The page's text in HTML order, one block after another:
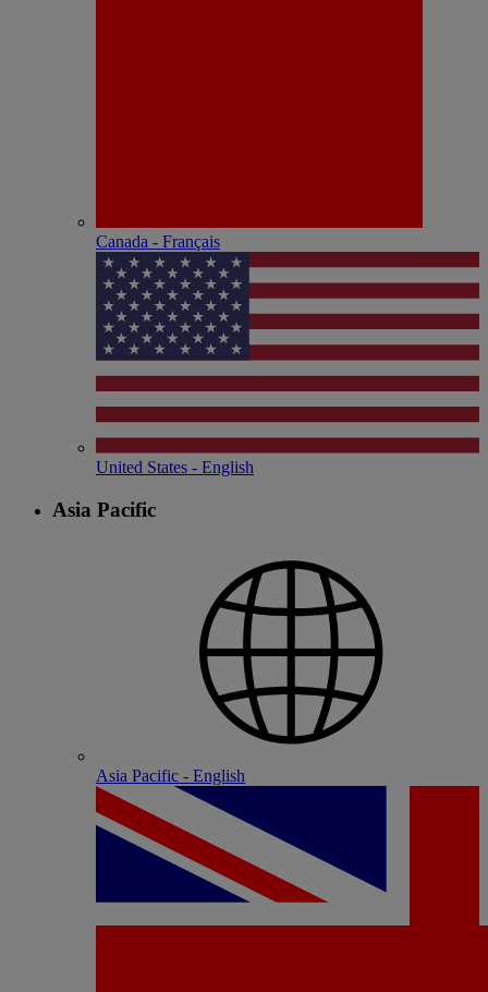
Canada - Français
United States - English
Asia Pacific
Asia Pacific - English